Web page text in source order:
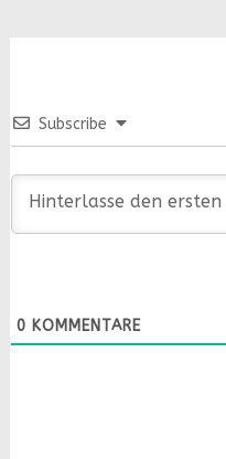
Subscribe
0 KOMMENTARE